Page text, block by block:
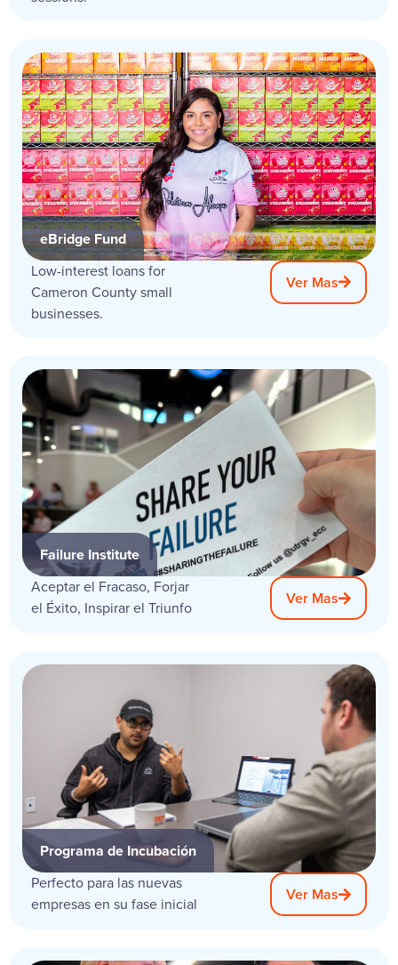
eBridge Fund
Low-interest loans for
Cameron County small
businesses.
Ver Mas
Failure Institute
Aceptar el Fracaso, Forjar
el Éxito, Inspirar el Triunfo
Ver Mas
Programa de Incubación
Perfecto para las nuevas
empresas en su fase inicial
Ver Mas